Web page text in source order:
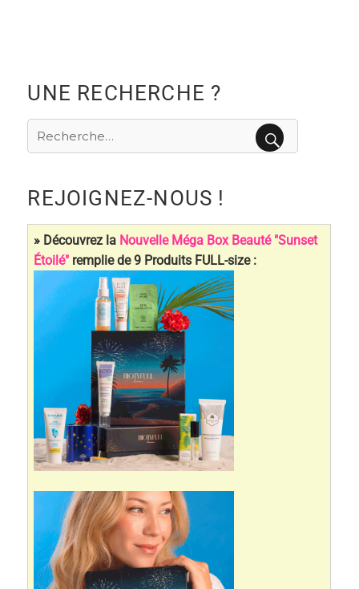
UNE RECHERCHE ?
Recherche
pour
REJOIGNEZ-NOUS !
» Découvrez la Nouvelle Méga Box Beauté "Sunset
Étoilé" remplie de 9 Produits FULL-size :